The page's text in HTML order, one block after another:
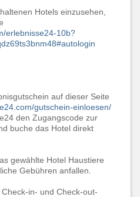
Hotels einzusehen,
erlebnisse24-10b?
auf dieser Seite
gutschein-einloesen/
den Zugangscode zur
buche das Hotel direkt
gewählte Hotel Haustiere
Gebühren anfallen.
Check-in- und Check-out-